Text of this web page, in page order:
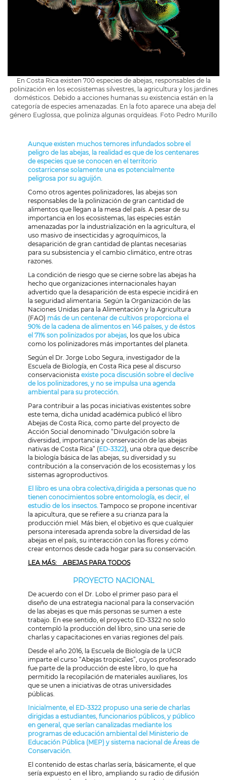
En Costa Rica existen 700 especies de abejas, responsables de la
polinización en los ecosistemas silvestres, la agricultura y los jardines
domésticos. Debido a acciones humanas su existencia están en la
categoría de especies amenazadas. En la foto aparece una abeja del
género Euglossa, que poliniza algunas orquídeas. Foto Pedro Murillo
Aunque existen muchos temores infundados sobre el
peligro de las abejas, la realidad es que de los centenares
de especies que se conocen en el territorio
costarricense solamente una es potencialmente
peligrosa por su aguijón.
Como otros agentes polinizadores, las abejas son
responsables de la polinización de gran cantidad de
alimentos que llegan a la mesa del país. A pesar de su
importancia en los ecosistemas, las especies están
amenazadas por la industrialización en la agricultura, el
uso masivo de insecticidas y agroquímicos, la
desaparición de gran cantidad de plantas necesarias
para su subsistencia y el cambio climático, entre otras
razones.
La condición de riesgo que se cierne sobre las abejas ha
hecho que organizaciones internacionales hayan
advertido que la desaparición de esta especie incidirá en
la seguridad alimentaria. Según la Organización de las
Naciones Unidas para la Alimentación y la Agricultura
(FAO) más de un centenar de cultivos proporciona el
90% de la cadena de alimentos en 146 países, y de éstos
el 71% son polinizados por abejas , los que los ubica
como los polinizadores más importantes del planeta.
Según el Dr. Jorge Lobo Segura, investigador de la
Escuela de Biología, en Costa Rica pese al discurso
conservacionista existe poca discusión sobre el declive
de los polinizadores, y no se impulsa una agenda
ambiental para su protección.
Para contribuir a las pocas iniciativas existentes sobre
este tema, dicha unidad académica publicó el libro
Abejas de Costa Rica, como parte del proyecto de
Acción Social denominado “Divulgación sobre la
diversidad, importancia y conservación de las abejas
nativas de Costa Rica” (ED-3322), una obra que describe
la biología básica de las abejas, su diversidad y su
contribución a la conservación de los ecosistemas y los
sistemas agroproductivos.
El libro es una obra colectiva,dirigida a personas que no
tienen conocimientos sobre entomología, es decir, el
estudio de los insectos. Tampoco se propone incentivar
la apicultura, que se refiere a su crianza para la
producción miel. Más bien, el objetivo es que cualquier
persona interesada aprenda sobre la diversidad de las
abejas en el país, su interacción con las flores y cómo
crear entornos desde cada hogar para su conservación.
LEA MÁS: ABEJAS PARA TODOS
PROYECTO NACIONAL
De acuerdo con el Dr. Lobo el primer paso para el
diseño de una estrategia nacional para la conservación
de las abejas es que más personas se sumen a este
trabajo. En ese sentido, el proyecto ED-3322 no solo
contempló la producción del libro, sino una serie de
charlas y capacitaciones en varias regiones del país.
Desde el año 2016, la Escuela de Biología de la UCR
imparte el curso “Abejas tropicales”, cuyos profesorado
fue parte de la producción de este libro, lo que ha
permitido la recopilación de materiales auxiliares, los
que se unen a iniciativas de otras universidades
públicas.
Inicialmente, el ED-3322 propuso una serie de charlas
dirigidas a estudiantes, funcionarios públicos, y público
en general, que serían canalizadas mediante los
programas de educación ambiental del Ministerio de
Educación Pública (MEP) y sistema nacional de Áreas de
Conservación.
El contenido de estas charlas sería, básicamente, el que
sería expuesto en el libro, ampliando su radio de difusión